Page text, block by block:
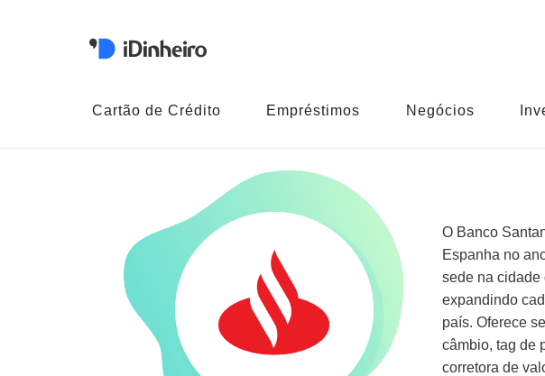
Cartão de Crédito Empréstimos Negócios
O Banco
Espanha no
sede na cidade
expandindo
país. Oferece
câmbio, tag de
corretora de